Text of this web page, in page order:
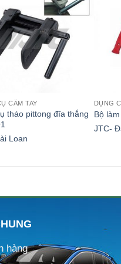
CẦM TAY
tháo pittong đĩa thắng
Loan
DỤNG
Bộ
JTC-
hàng